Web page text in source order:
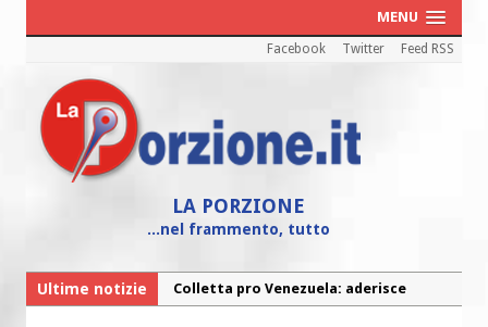
MENU
Facebook Twitter Feed RSS
LA PORZIONE
...nel frammento, tutto
Ultime notizie
Colletta pro Venezuela: aderisce